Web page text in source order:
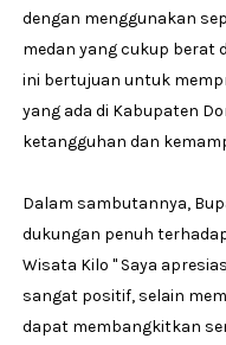
dengan menggunakan
medan yang cukup berat
ini bertujuan untuk
yang ada di Kabupaten
ketangguhan dan
Dalam sambutannya,
dukungan penuh
Wisata Kilo " Saya
sangat positif, selain
dapat membangkitkan